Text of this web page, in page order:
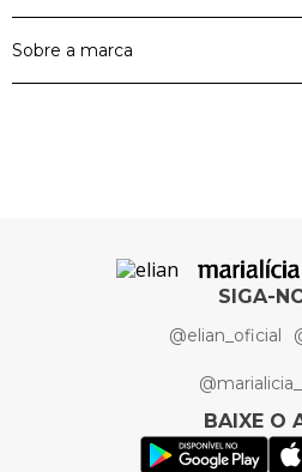
Material Principal
Sobre a marca
SIGA-
@elian_oficial
BAIXE O